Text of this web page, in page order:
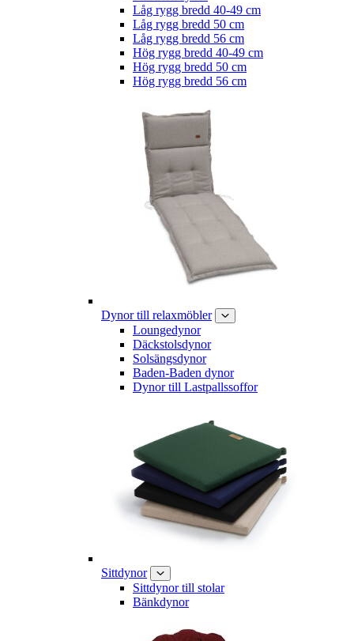
Låg rygg bredd 40-49 cm
Låg rygg bredd 50 cm
Låg rygg bredd 56 cm
Hög rygg bredd 40-49 cm
Hög rygg bredd 50 cm
Hög rygg bredd 56 cm
Dynor till relaxmöbler
Loungedynor
Däckstolsdynor
Solsängsdynor
Baden-Baden dynor
Dynor till Lastpallssoffor
Sittdynor
Sittdynor till stolar
Bänkdynor